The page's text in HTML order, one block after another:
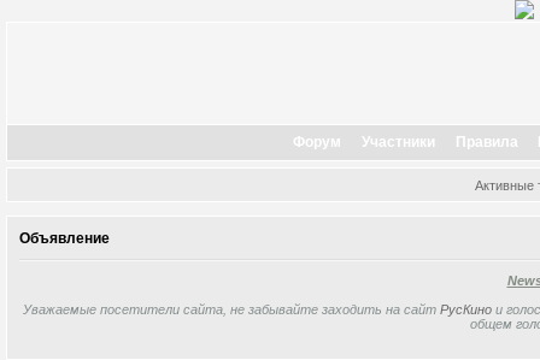
Форум Участники Правила
Активные
Объявление
Уважаемые посетители сайта, не забывайте заходить на сайт РусКино и
общем